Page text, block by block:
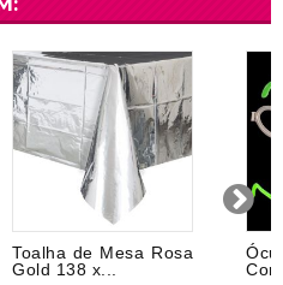
Toalha de Mesa Rosa
Gold 138 x...